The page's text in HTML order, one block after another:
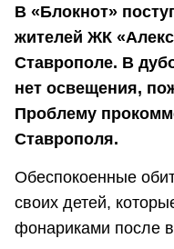
В «Блокнот»
жителей ЖК
Ставрополе. В
нет освещения,
Проблему
Ставрополя.
Обеспокоенные
своих детей,
фонариками после